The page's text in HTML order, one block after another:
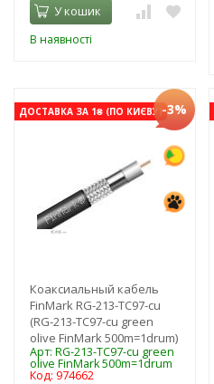
У кошик
В наявності
ДОСТАВКА ЗА 1₴ (ПО КИЄВУ)-3%
Коаксиальный кабель
FinMark RG-213-TC97-cu
(RG-213-TC97-cu green
olive FinMark 500m=1drum)
Арт: RG-213-TC97-cu green
olive FinMark 500m=1drum
Код: 974662